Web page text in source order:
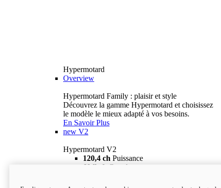
Hypermotard
Overview
Hypermotard Family : plaisir et style
Découvrez la gamme Hypermotard et choisissez
le modèle le mieux adapté à vos besoins.
En Savoir Plus
new V2
Hypermotard V2
120,4 ch Puissance
69 lb-ft
Couple
18 895 $